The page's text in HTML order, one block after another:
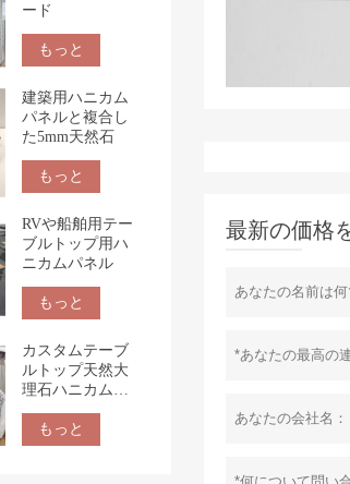
最新の価格
ード
もっと
建築用ハニカム
パネルと複合し
た5mm天然石
もっと
RVや船舶用テー
ブルトップ用ハ
ニカムパネル
もっと
カスタムテーブ
ルトップ天然大
理石ハニカムテ
ウンタートップ
もっと